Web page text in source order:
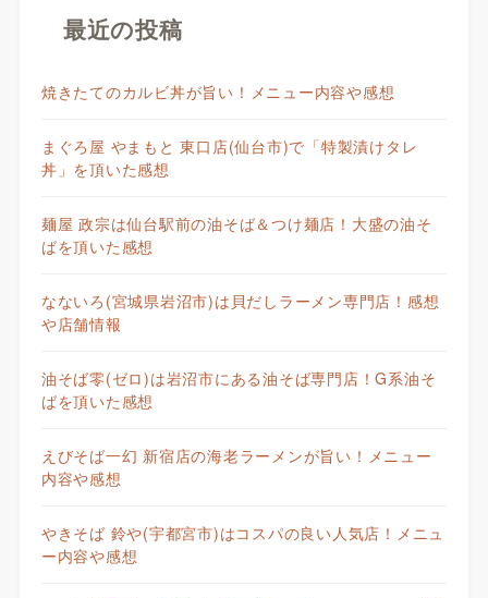
最近の投稿
焼きたてのカルビ丼が旨い！メニュー内容や感想
まぐろ屋 やまもと 東口店(仙台市)で「特製漬けタレ
丼」を頂いた感想
麺屋 政宗は仙台駅前の油そば＆つけ麺店！大盛の油そ
ばを頂いた感想
なないろ(宮城県岩沼市)は貝だしラーメン専門店！感想
や店舗情報
油そば零(ゼロ)は岩沼市にある油そば専門店！G系油そ
ばを頂いた感想
えびそば一幻 新宿店の海老ラーメンが旨い！メニュー
内容や感想
やきそば 鈴や(宇都宮市)はコスパの良い人気店！メニュ
ー内容や感想